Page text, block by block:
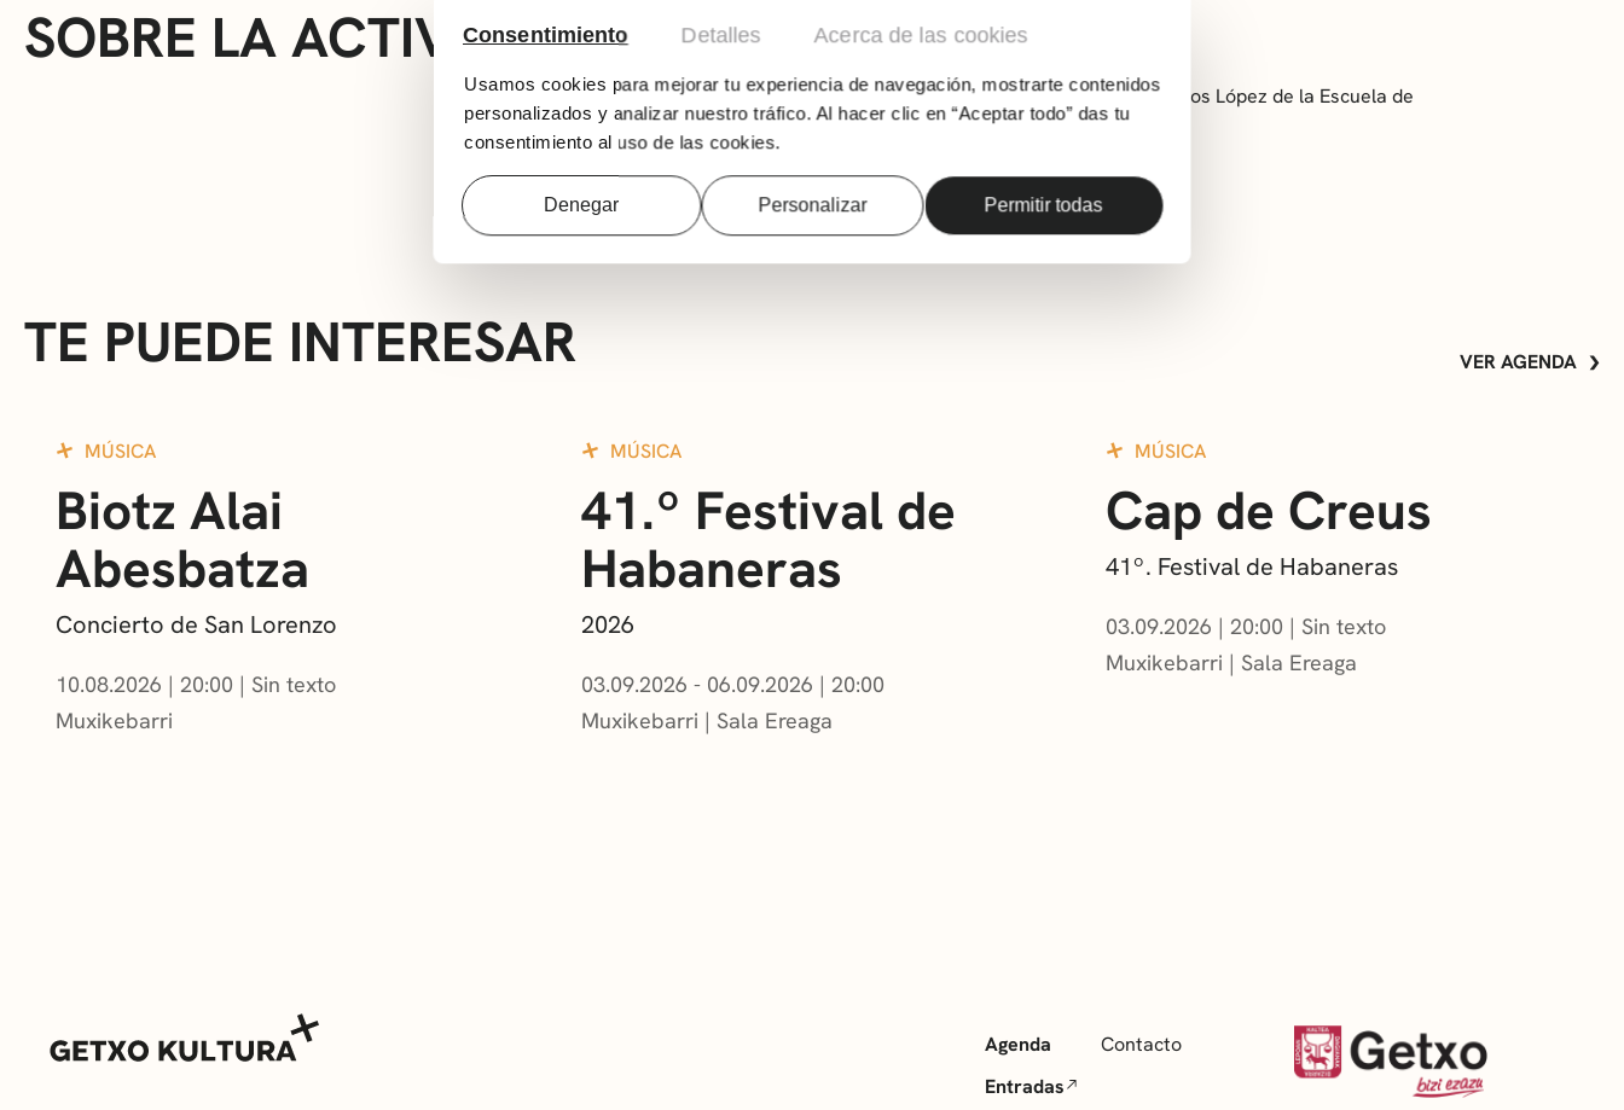
Consentimiento Detalles Acerca de las cookies
Usamos cookies para mejorar tu experiencia de navegación, mostrarte contenidos
personalizados y analizar nuestro tráfico. Al hacer clic en “Aceptar todo” das tu
consentimiento al uso de las cookies.
Denegar Personalizar Permitir todas
SOBRE LA ACTIVIDAD
Audición de clarinete del alumnado del profesor Juan Carlos López de la Escuela de
Música Andrés Isasi. Entrada libre.
Descarga el programa del evento aquí
TE PUEDE INTERESAR VER AGENDA
MÚSICA
Biotz Alai
Abesbatza
Concierto de San Lorenzo
10.08.2026 | 20:00
Sin texto
Muxikebarri
MÚSICA
41.º Festival de
Habaneras
2026
03.09.2026 - 06.09.2026 | 20:00
Muxikebarri | Sala Ereaga
MÚSICA
Cap de Creus
41º. Festival de Habaneras
03.09.2026 | 20:00
Sin texto
Muxikebarri | Sala Ereaga
Agenda
Entradas
Contacto